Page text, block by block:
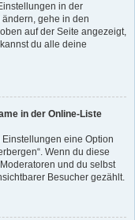
in der
gehe in den
auf der Seite angezeigt,
du alle deine
in der Online-Liste
eine Option
Wenn du diese
und du selbst
Besucher gezählt.